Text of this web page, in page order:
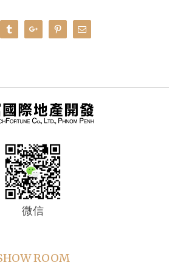
TumblrGoogle+PinterestEmail
微信
ROOM